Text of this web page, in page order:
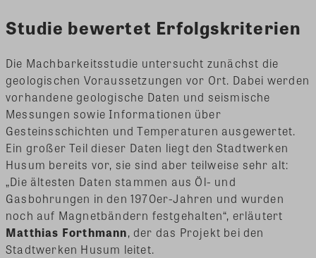
Studie bewertet Erfolgskriterien
Die Machbarkeitsstudie untersucht zunächst die
geologischen Voraussetzungen vor Ort. Dabei werden
vorhandene geologische Daten und seismische
Messungen sowie Informationen über
Gesteinsschichten und Temperaturen ausgewertet.
Ein großer Teil dieser Daten liegt den Stadtwerken
Husum bereits vor, sie sind aber teilweise sehr alt:
„Die ältesten Daten stammen aus Öl- und
Gasbohrungen in den 1970er-Jahren und wurden
noch auf Magnetbändern festgehalten“, erläutert
Matthias Forthmann, der das Projekt bei den
Stadtwerken Husum leitet.